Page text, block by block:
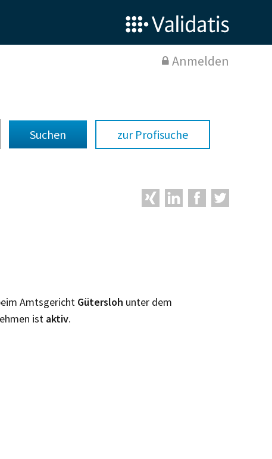
Anmelden
zur Profisuche
Amtsgericht Gütersloh unter dem
ist aktiv.